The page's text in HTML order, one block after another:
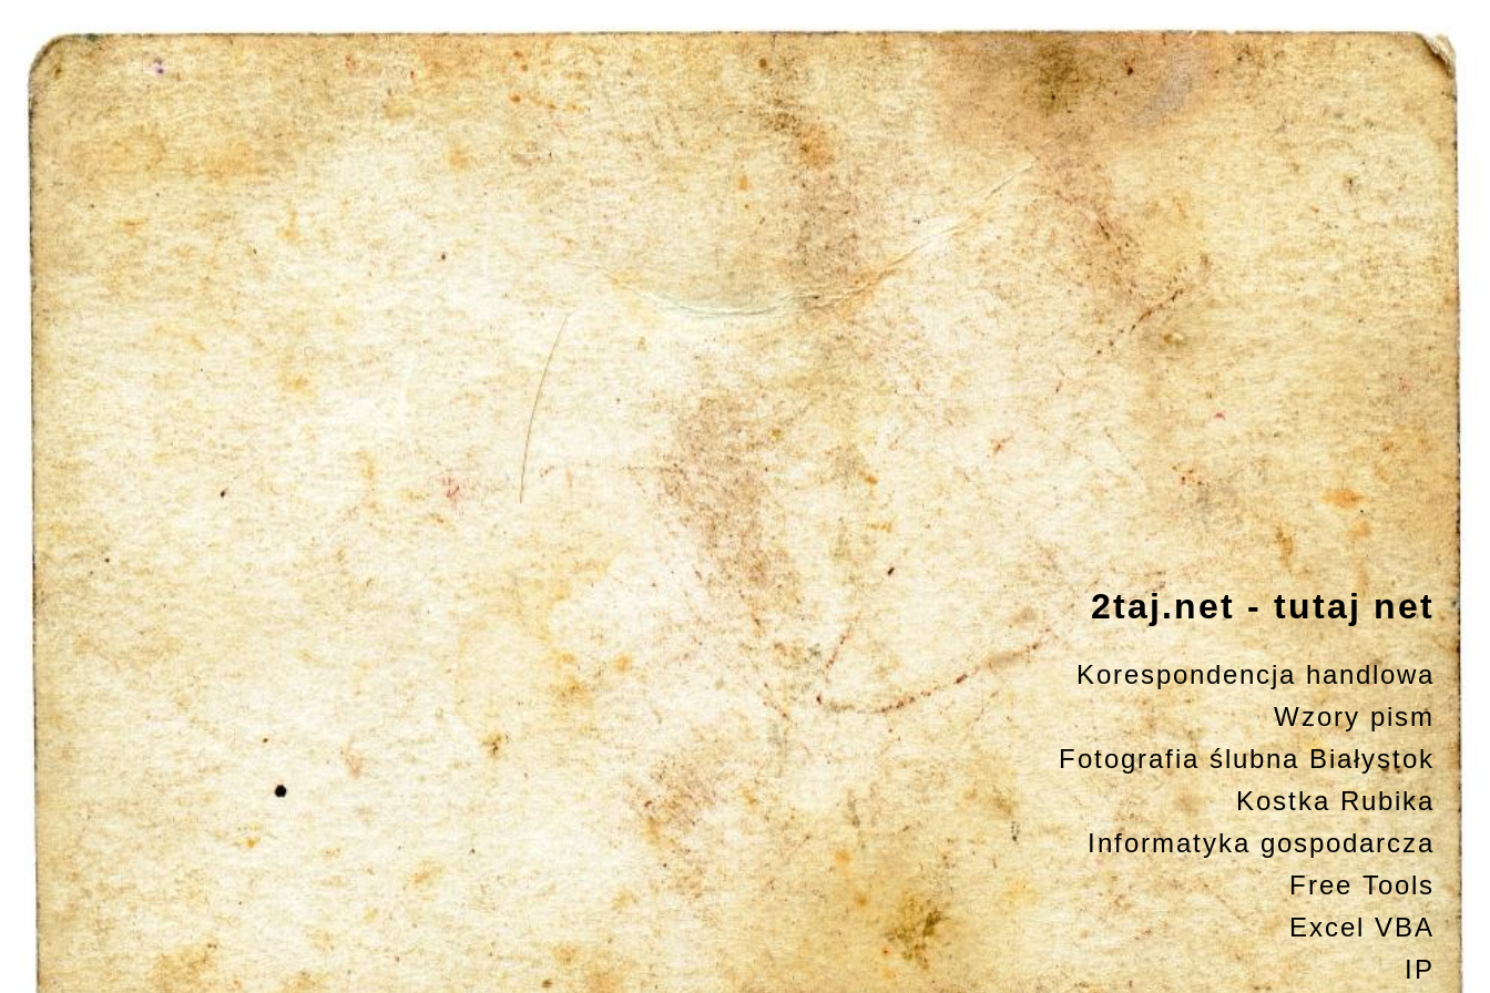
2taj.net - tutaj net
Korespondencja handlowa
Wzory pism
Fotografia ślubna Białystok
Kostka Rubika
Informatyka gospodarcza
Free Tools
Excel VBA
IP